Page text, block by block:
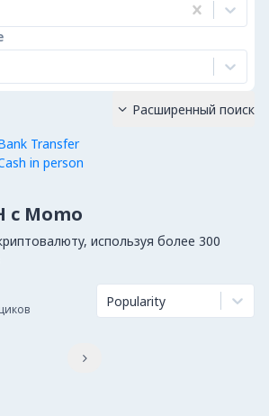
Transfer
in person
 Расширенный поиск
с Momo
используя более 300
Popularity
